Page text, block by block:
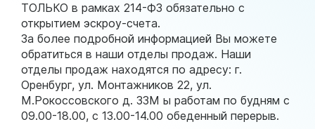
ТОЛЬКО в рамках 214-ФЗ обязательно с
открытием эскроу-счета.
За более подробной информацией Вы можете
обратиться в наши отделы продаж. Наши
отделы продаж находятся по адресу: г.
Оренбург, ул. Монтажников 22, ул.
М.Рокоссовского д. 33М ы работам по будням с
09.00-18.00, с 13.00-14.00 обеденный перерыв.